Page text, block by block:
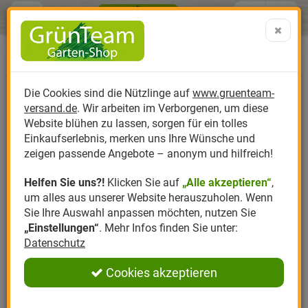
Produktkatalog
Anzucht
Dünger
Erde
Kompost
Pflanzenstärkung
Nützlinge Nützlinge gegen
Nützlingsarten
Nützlingsförderung
Nützlingszubehör
Hersteller
Biplantol
Felco
Gloria
Greenfield
Romberg
Themenwelt
Gemüsegarten
Rasen
Rosen
Ziergarten
Kräutergarten
Ratgeber
Aktuelle Themen
Schädlinge aktuell
Angebote
Sparsets / Set-
Angebote
0 ARTIKEL IM WARENKORB
Ergebnisse () Fertig
Menü Search
Die Cookies sind die Nützlinge auf www.gruenteam-
versand.de. Wir arbeiten im Verborgenen, um diese
Website blühen zu lassen, sorgen für ein tolles
Einkaufserlebnis, merken uns Ihre Wünsche und
zeigen passende Angebote – anonym und hilfreich!
Helfen Sie uns?! Klicken Sie auf „Alle akzeptieren“,
um alles aus unserer Website herauszuholen. Wenn
Sie Ihre Auswahl anpassen möchten, nutzen Sie
„Einstellungen“. Mehr Infos finden Sie unter:
Datenschutz
Cookies akzeptieren